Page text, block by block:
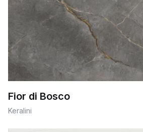
Fior di Bosco
Keralini